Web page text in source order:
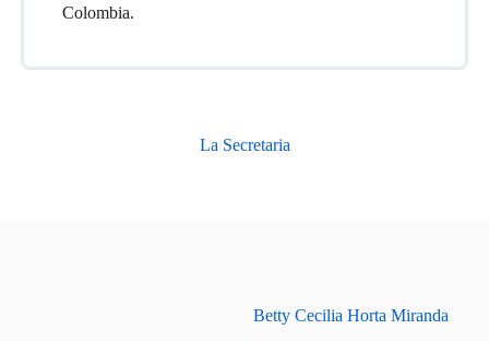
Colombia.
La Secretaria
Betty Cecilia Horta Miranda